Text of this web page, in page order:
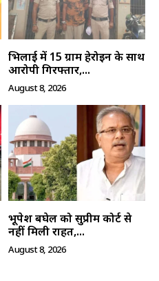
भिलाई में 15 ग्राम हेरोइन के साथ
आरोपी गिरफ्तार,...
August 8, 2026
भूपेश बघेल को सुप्रीम कोर्ट से
नहीं मिली राहत,...
August 8, 2026